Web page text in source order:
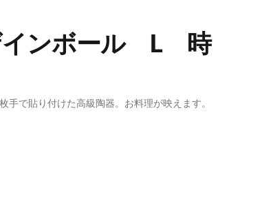
インボール L 時
手で貼り付けた高級陶器。お料理が映えます。